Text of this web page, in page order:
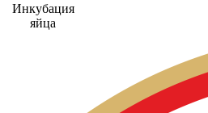
Инкубация
яйца